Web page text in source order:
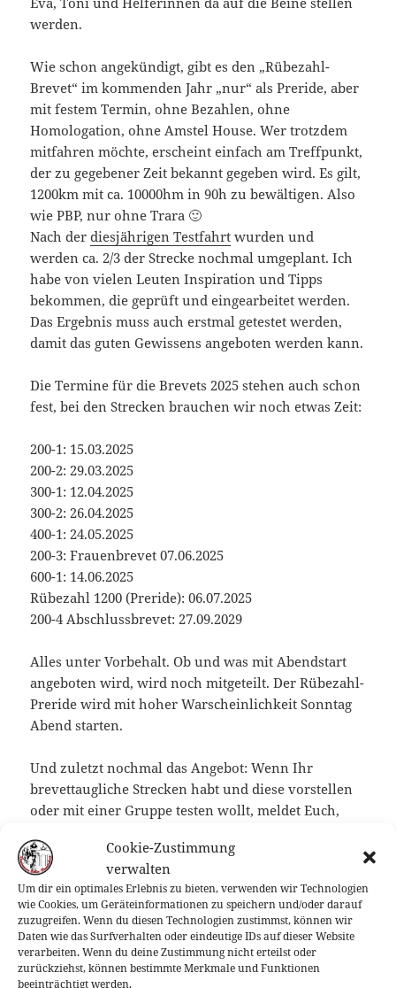
Cookie-Zustimmung
verwalten
Um dir ein optimales Erlebnis zu bieten, verwenden wir Technologien
wie Cookies, um Geräteinformationen zu speichern und/oder darauf
zuzugreifen. Wenn du diesen Technologien zustimmst, können wir
Daten wie das Surfverhalten oder eindeutige IDs auf dieser Website
verarbeiten. Wenn du deine Zustimmung nicht erteilst oder
zurückziehst, können bestimmte Merkmale und Funktionen
beeinträchtigt werden.
werden.
Wie schon angekündigt, gibt es den „Rübezahl-
Brevet“ im kommenden Jahr „nur“ als Preride, aber
mit festem Termin, ohne Bezahlen, ohne
Homologation, ohne Amstel House. Wer trotzdem
mitfahren möchte, erscheint einfach am Treffpunkt,
der zu gegebener Zeit bekannt gegeben wird. Es gilt,
1200km mit ca. 10000hm in 90h zu bewältigen. Also
wie PBP, nur ohne Trara 🙂
Nach derdiesjährigen Testfahrt wurden und
werden ca. 2/3 der Strecke nochmal umgeplant. Ich
habe von vielen Leuten Inspiration und Tipps
bekommen, die geprüft und eingearbeitet werden.
Das Ergebnis muss auch erstmal getestet werden,
damit das guten Gewissens angeboten werden kann.
Die Termine für die Brevets 2025 stehen auch schon
fest, bei den Strecken brauchen wir noch etwas Zeit:
200-1: 15.03.2025
200-2: 29.03.2025
300-1: 12.04.2025
300-2: 26.04.2025
400-1: 24.05.2025
200-3: Frauenbrevet 07.06.2025
600-1: 14.06.2025
Rübezahl 1200 (Preride): 06.07.2025
200-4 Abschlussbrevet: 27.09.2029
Alles unter Vorbehalt. Ob und was mit Abendstart
angeboten wird, wird noch mitgeteilt. Der Rübezahl-
Preride wird mit hoher Warscheinlichkeit Sonntag
Abend starten.
Und zuletzt nochmal das Angebot: Wenn Ihr
brevettaugliche Strecken habt und diese vorstellen
oder mit einer Gruppe testen wollt, meldet Euch,
Termin „zwischendurch“. Dann kann die
Schwarmintelligenz das schonungslos
runtermachen 😉 Wenns aber gefällt, wird es
möglicherweise irgendwann als offizieller Brevet
angeboten.
Ingo und ich wünschen Allen ein schönes Restjahr